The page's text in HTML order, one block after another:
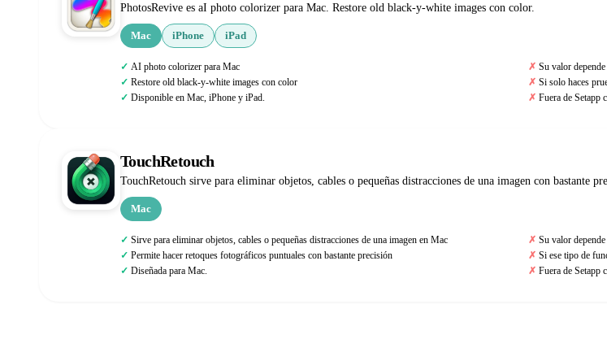
PhotosRevive es aI photo colorizer para Mac. Restore old black-y-white images con color.
Mac iPhone iPad
AI photo colorizer para Mac
Restore old black-y-white images con color
Disponible en Mac, iPhone y iPad.
Su valor
Si solo haces
Fuera de Setapp
TouchRetouch
TouchRetouch sirve para eliminar objetos, cables o pequeñas distracciones de una imagen con bastante
Mac
Sirve para eliminar objetos, cables o pequeñas distracciones de una imagen en Mac
Permite hacer retoques fotográficos puntuales con bastante precisión
Diseñada para Mac.
Su valor
Si ese tipo de
Fuera de Setapp